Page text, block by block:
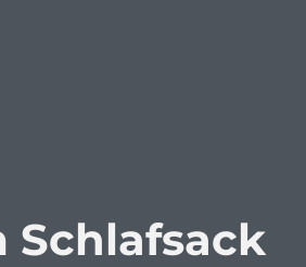
Schlafsack